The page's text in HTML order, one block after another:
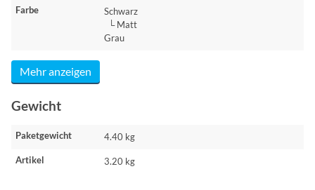
Farbe
Schwarz
└ Matt
Grau
Mehr anzeigen
Gewicht
Paketgewicht 4.40 kg
Artikel 3.20 kg